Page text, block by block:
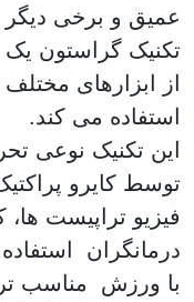
عمیق و برخی
تکنیک گراستون
از ابزارهای
استفاده می کند.
این تکنیک نوعی
توسط کایرو
فیزیو تراپیست
درمانگران
با ورزش مناسب